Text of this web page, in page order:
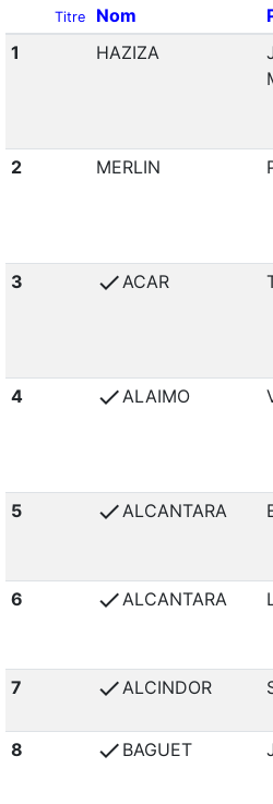
Titre Nom
1
HAZIZA
2 MERLIN
3 check ACAR
4 check ALAIMO
5 check ALCANTARA
6 check ALCANTARA
7 check ALCINDOR
8 check BAGUET